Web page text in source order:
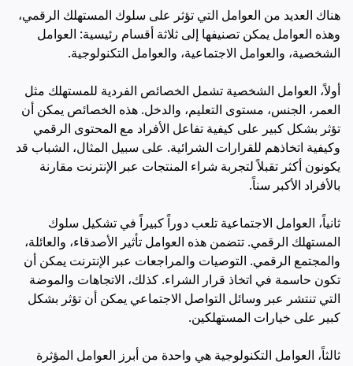
هناك العديد من العوامل التي تؤثر على سلوك المستهلك الرقمي،
وهذه العوامل يمكن تصنيفها إلى ثلاثة أقسام رئيسية: العوامل
الشخصية، والعوامل الاجتماعية، والعوامل التكنولوجية.
أولاً، العوامل الشخصية تشمل الخصائص الفردية للمستهلك مثل
العمر، الجنس، مستوى التعليم، والدخل. هذه الخصائص يمكن أن
تؤثر بشكل كبير على كيفية تفاعل الأفراد مع المحتوى الرقمي
وكيفية اتخاذهم للقرارات الشرائية. على سبيل المثال، الشباب قد
يكونون أكثر تقبلاً لتجربة شراء المنتجات عبر الإنترنت مقارنة
بالأفراد الأكبر سناً.
ثانياً، العوامل الاجتماعية تلعب دوراً كبيراً في تشكيل سلوك
المستهلك الرقمي. تتضمن هذه العوامل تأثير الأصدقاء، والعائلة،
والمجتمع الرقمي. التوصيات والمراجعات عبر الإنترنت يمكن أن
تكون حاسمة في اتخاذ قرار الشراء. كذلك، الاتجاهات والموضة
التي تنتشر عبر وسائل التواصل الاجتماعي يمكن أن تؤثر بشكل
كبير على خيارات المستهلكين.
ثالثاً، العوامل التكنولوجية هي واحدة من أبرز العوامل المؤثرة